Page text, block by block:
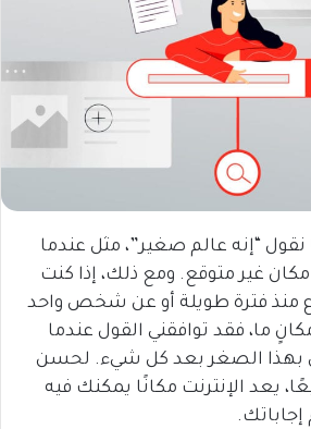
“إنه عالم صغير”، مثل عندما
غير متوقع. ومع ذلك، إذا كنت
فترة طويلة أو عن شخص واحد
ما، فقد توافقني القول عندما
بهذا الصغر بعد كل شيء. لحسن
يعد الإنترنت مكانًا يمكنك فيه